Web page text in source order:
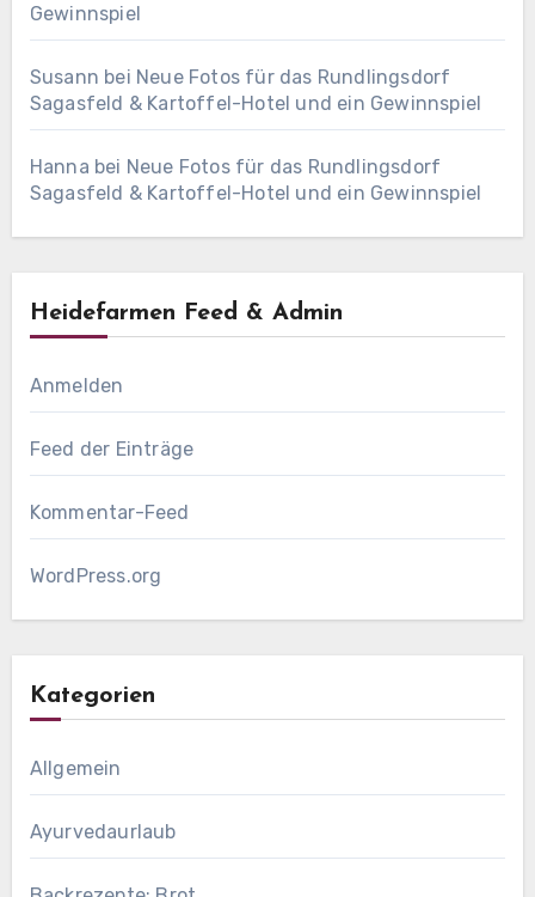
Gewinnspiel
Susann bei Neue Fotos für das Rundlingsdorf
Sagasfeld & Kartoffel-Hotel und ein Gewinnspiel
Hanna bei Neue Fotos für das Rundlingsdorf
Sagasfeld & Kartoffel-Hotel und ein Gewinnspiel
Heidefarmen Feed & Admin
Anmelden
Feed der Einträge
Kommentar-Feed
WordPress.org
Kategorien
Allgemein
Ayurvedaurlaub